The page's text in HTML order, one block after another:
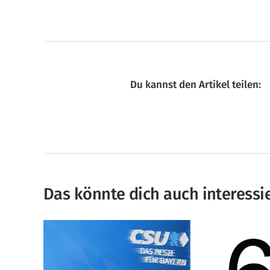
Du kannst den Artikel teilen:
Das könnte dich auch